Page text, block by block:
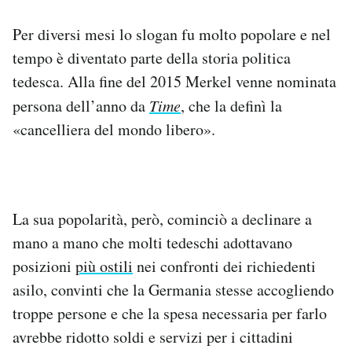
Per diversi mesi lo slogan fu molto popolare e nel
tempo è diventato parte della storia politica
tedesca. Alla fine del 2015 Merkel venne nominata
persona dell’anno da Time, che la definì la
«cancelliera del mondo libero».
La sua popolarità, però, cominciò a declinare a
mano a mano che molti tedeschi adottavano
posizioni più ostili nei confronti dei richiedenti
asilo, convinti che la Germania stesse accogliendo
troppe persone e che la spesa necessaria per farlo
avrebbe ridotto soldi e servizi per i cittadini